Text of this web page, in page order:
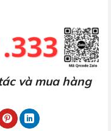
và mua hàng